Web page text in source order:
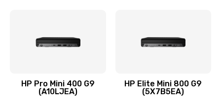
HP Pro Mini 400 G9
(A10LJEA)
HP Elite Mini 800 G9
(5X7B5EA)